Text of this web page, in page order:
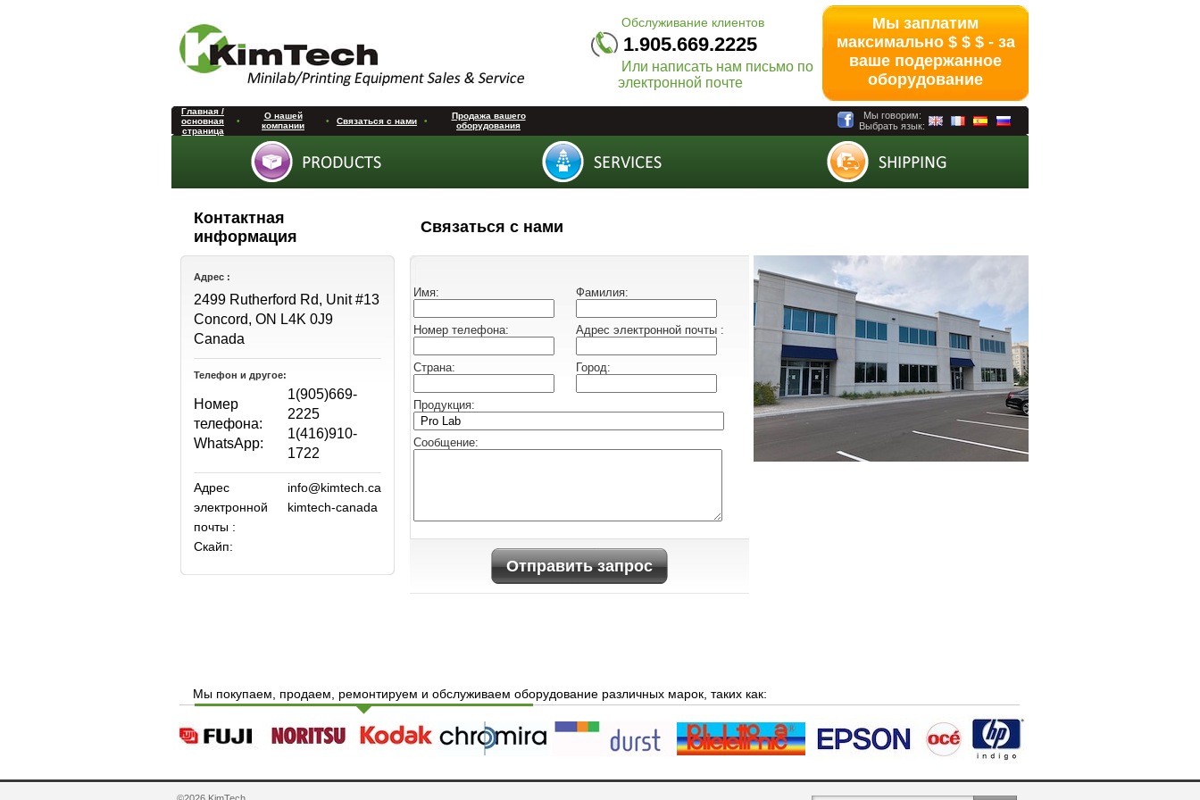
Обслуживание клиентов
1.905.669.2225
Или написать нам письмо по
электронной почте
Мы заплатим
максимально $ $ $ - за
ваше подержанное
оборудование
Главная /
основная
страница
•
О нашей
компании
• Связаться с нами •
Продажа вашего
оборудования
Мы говорим:
Выбрать язык:
Контактная
информация
Связаться с нами
Адрес :
2499 Rutherford Rd, Unit #13
Concord, ON L4K 0J9
Canada
Телефон и другое:
Номер
телефона:
WhatsApp:
1(905)669-
2225
1(416)910-
1722
Адрес
электронной
почты :
Скайп:
info@kimtech.ca
kimtech-canada
Имя: Фамилия:
Hомер телефона: Адрес электронной почты :
Cтрана: Город:
Продукция:
Cообщение:
Отправить запрос
Мы покупаем, продаем, ремонтируем и обслуживаем оборудование различных марок, таких как: